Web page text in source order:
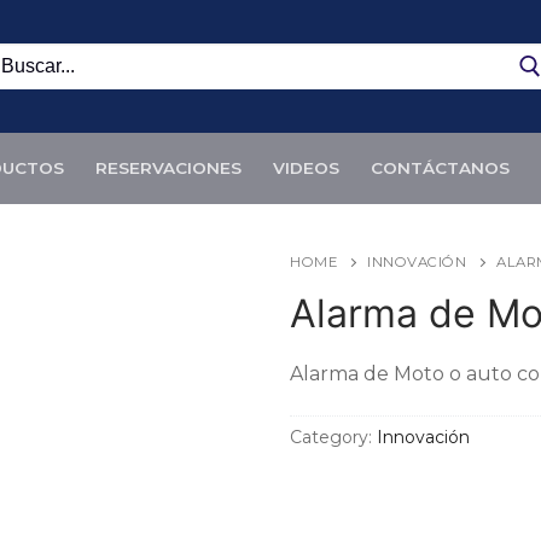
RESERVACIONES VIDEOS CONTÁCTANOS
HOME INNOVACIÓN
Alarma de
Alarma de Moto o auto
Category: Innovación